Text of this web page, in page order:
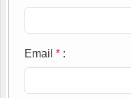
Email * :